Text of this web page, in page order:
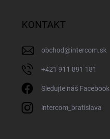
KONTAKT
obchod@intercom.sk
+421 911 891 181
Sledujte náš Facebook
intercom_bratislava